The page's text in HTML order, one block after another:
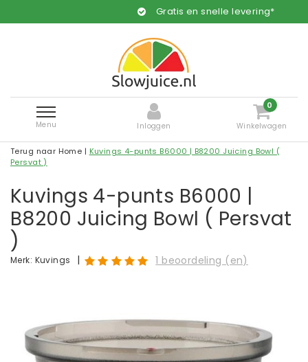
Gratis en snelle levering*
Menu Inloggen
0
Winkelwagen
Terug naar Home | Kuvings 4-punts B6000 | B8200 Juicing Bowl (
Persvat )
Kuvings 4-punts B6000 |
B8200 Juicing Bowl ( Persvat
)
Merk: Kuvings | 1 beoordeling (en)